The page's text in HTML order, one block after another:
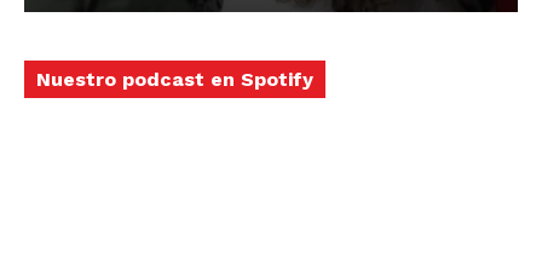
Nuestro podcast en Spotify